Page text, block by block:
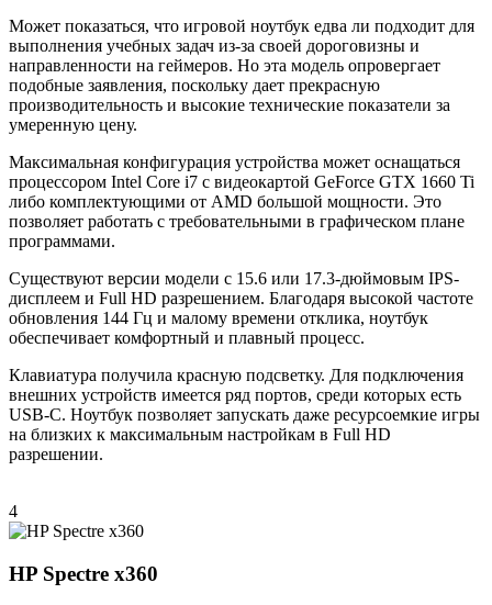
Может показаться, что игровой ноутбук едва ли подходит для
выполнения учебных задач из-за своей дороговизны и
направленности на геймеров. Но эта модель опровергает
подобные заявления, поскольку дает прекрасную
производительность и высокие технические показатели за
умеренную цену.
Максимальная конфигурация устройства может оснащаться
процессором Intel Core i7 с видеокартой GeForce GTX 1660 Ti
либо комплектующими от AMD большой мощности. Это
позволяет работать с требовательными в графическом плане
программами.
Существуют версии модели с 15.6 или 17.3-дюймовым IPS-
дисплеем и Full HD разрешением. Благодаря высокой частоте
обновления 144 Гц и малому времени отклика, ноутбук
обеспечивает комфортный и плавный процесс.
Клавиатура получила красную подсветку. Для подключения
внешних устройств имеется ряд портов, среди которых есть
USB-C. Ноутбук позволяет запускать даже ресурсоемкие игры
на близких к максимальным настройкам в Full HD
разрешении.
4
HP Spectre x360